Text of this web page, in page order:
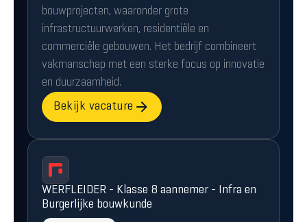
bouwprojecten, waaronder grote
infrastructuurwerken, residentiële en
commerciële gebouwen. Het bedrijf combineert
vakmanschap met een sterke focus op innovatie
en duurzaamheid.
Bekijk vacature
WERFLEIDER - Klasse 8 aannemer - Infra en
Burgerlijke bouwkunde